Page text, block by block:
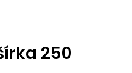
250